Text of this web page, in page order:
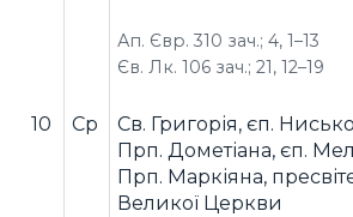
Ап. Євр. 310 зач.; 4, 1–13
Єв. Лк. 106 зач.; 21, 12–19
10 Ср
Св. Григорія, єп.
Прп. Дометіана, єп.
Прп. Маркіяна,
Великої Церкви